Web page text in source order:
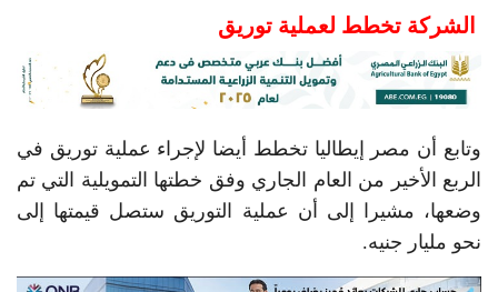
الشركة تخطط لعملية توريق
وتابع أن مصر إيطاليا تخطط أيضا لإجراء عملية توريق في
الربع الأخير من العام الجاري وفق خطتها التمويلية التي تم
وضعها، مشيرا إلى أن عملية التوريق ستصل قيمتها إلى
نحو مليار جنيه.